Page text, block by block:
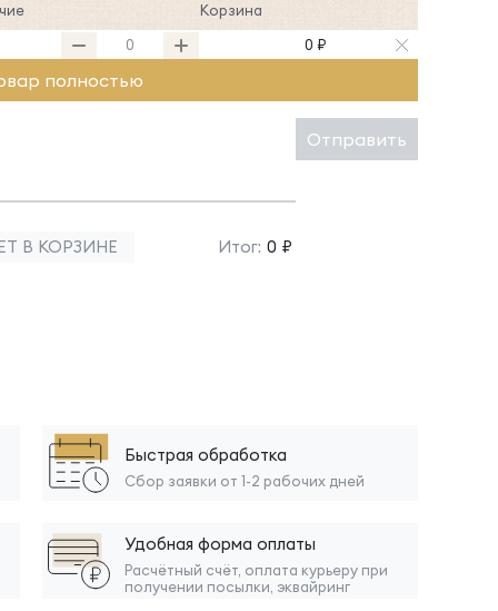
Корзина
0 ₽
полностью
Отправить
В КОРЗИНЕ Итог: 0 ₽
Быстрая обработка
Сбор заявки от 1-2 рабочих дней
Удобная форма оплаты
Расчётный счёт, оплата курьеру при
получении посылки, эквайринг